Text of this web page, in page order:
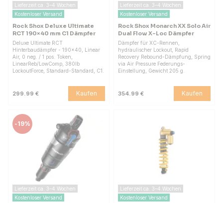
Lieferzeit ca. 3–4 Wochen
Kostenloser Versand
Rock Shox Deluxe Ultimate
RCT 190×40 mm C1 Dämpfer
Deluxe Ultimate RCT
Hinterbaudämpfer - 190×40, Linear
Air, 0 neg. / 1 pos. Token,
LinearReb/LowComp, 380lb
LockoutForce, Standard-Standard, C1.
299.99 € Kaufen
Lieferzeit ca. 3–4 Wochen
Kostenloser Versand
Rock Shox Monarch XX Solo Air
Dual Flow X-Loc Dämpfer
Dämpfer für XC-Rennen,
hydraulischer Lockout, Rapid
Recovery Rebound-Dämpfung, Spring
via Air Pressure Federungs-
Einstellung, Gewicht 205 g.
354.99 € Kaufen
-19%
Lieferzeit ca. 3–4 Wochen
Kostenloser Versand
Lieferzeit ca. 3–4 Wochen
Kostenloser Versand